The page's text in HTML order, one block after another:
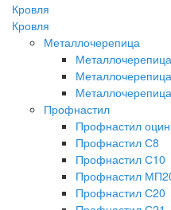
Кровля
Кровля
Металлочерепица
Профнастил
Профнастил
Профнастил С8
Профнастил С10
Профнастил
Профнастил С20